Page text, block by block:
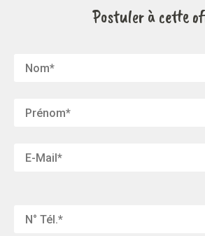
Postuler à cette